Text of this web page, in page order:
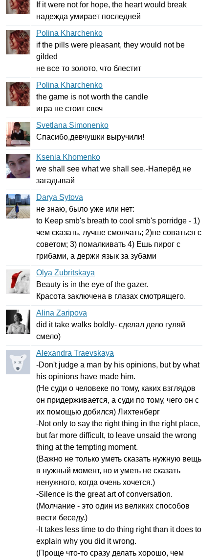
If it were not for hope, the heart would break
надежда умирает последней
Polina Kharchenko
if the pills were pleasant, they would not be
gilded
не все то золото, что блестит
Polina Kharchenko
the game is not worth the candle
игра не стоит свеч
Svetlana Simonenko
Спасибо,девчушки выручили!
Ksenia Khomenko
we shall see what we shall see.-Наперёд не
загадывай
Darya Sytova
не знаю, было уже или нет:
to Keep smb's breath to cool smb's porridge - 1)
чем сказать, лучше смолчать; 2)не соваться с
советом; 3) помалкивать 4) Ешь пирог с
грибами, а держи язык за зубами
Olya Zubritskaya
Beauty is in the eye of the gazer.
Красота заключена в глазах смотрящего.
Alina Zaripova
did it take walks boldly- сделал дело гуляй
смело)
Alexandra Traevskaya
-Don't judge a man by his opinions, but by what
his opinions have made him.
(He суди о человеке по тому, каких взглядов
он придерживается, а суди по тому, чего он с
их помощью добился) Лихтенберг
-Not only to say the right thing in the right place,
but far more difficult, to leave unsaid the wrong
thing at the tempting moment.
(Важно не только уметь сказать нужную вещь
в нужный момент, но и уметь не сказать
ненужного, когда очень хочется.)
-Silence is the great art of conversation.
(Молчание - это один из великих способов
вести беседу.)
- It takes less time to do thing right than it does to
explain why you did it wrong.
(Проще что-то сразу делать хорошо, чем